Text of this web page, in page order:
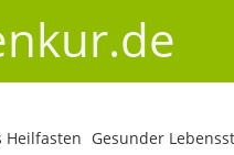
Heilfasten Gesunder